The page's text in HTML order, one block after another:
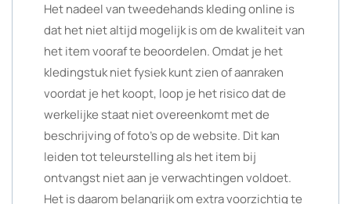
Het nadeel van tweedehands kleding online is
dat het niet altijd mogelijk is om de kwaliteit van
het item vooraf te beoordelen. Omdat je het
kledingstuk niet fysiek kunt zien of aanraken
voordat je het koopt, loop je het risico dat de
werkelijke staat niet overeenkomt met de
beschrijving of foto’s op de website. Dit kan
leiden tot teleurstelling als het item bij
ontvangst niet aan je verwachtingen voldoet.
Het is daarom belangrijk om extra voorzichtig te